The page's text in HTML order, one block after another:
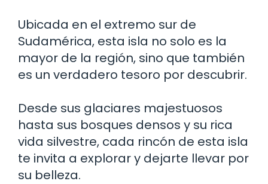
Ubicada en el extremo sur de
Sudamérica, esta isla no solo es la
mayor de la región, sino que también
es un verdadero tesoro por descubrir.
Desde sus glaciares majestuosos
hasta sus bosques densos y su rica
vida silvestre, cada rincón de esta isla
te invita a explorar y dejarte llevar por
su belleza.